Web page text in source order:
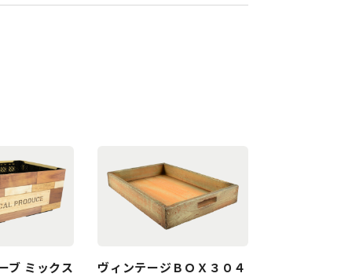
ブ ミックス
ヴィンテージＢＯＸ３０４